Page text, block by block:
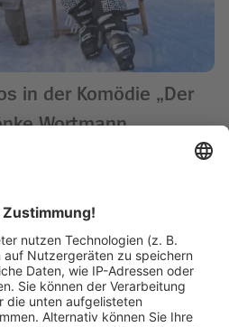
in der Komödie „Der
Wortmann